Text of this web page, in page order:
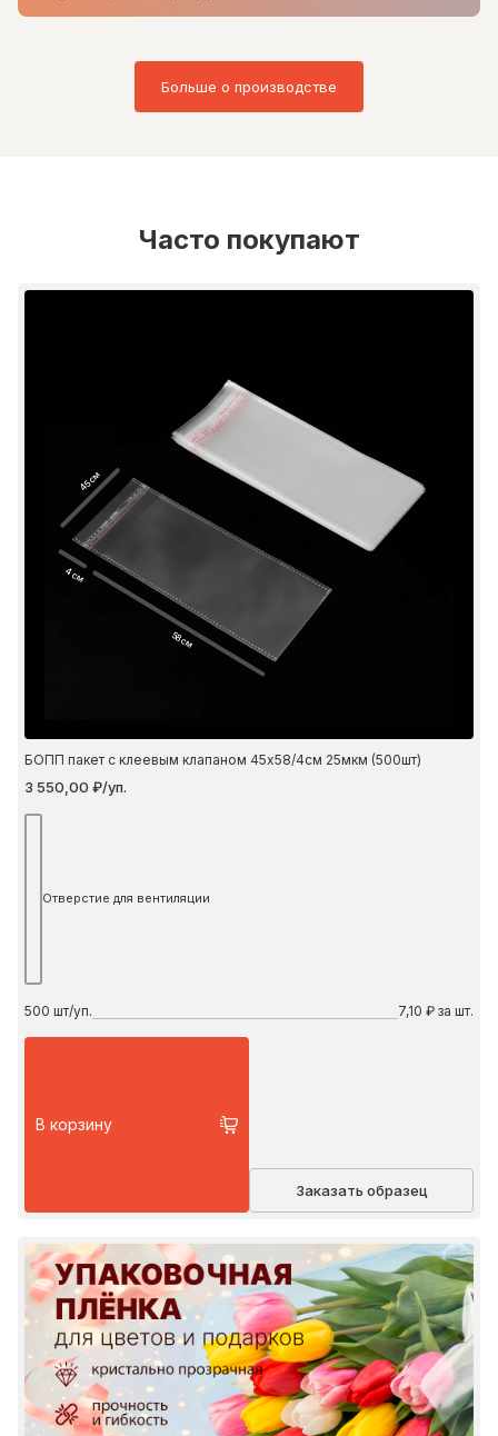
Больше о производстве
Часто покупают
45 см
4 см
58 см
БОПП пакет с клеевым клапаном 45х58/4см 25мкм (500шт)
3 550,00 ₽/уп.
Отверстие для вентиляции
500 шт/уп. 7,10 ₽ за шт.
В корзину
Заказать образец